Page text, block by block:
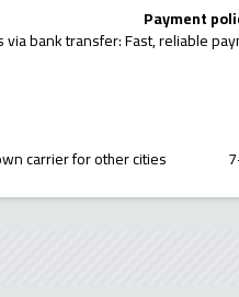
Payment
via bank transfer: Fast, reliable
carrier for other cities